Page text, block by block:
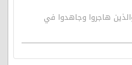
809 - آية والذين هاجروا وجاهدوا في